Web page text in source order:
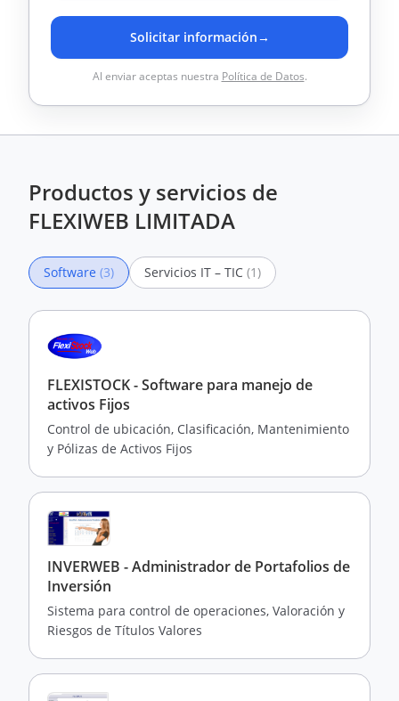
Solicitar información→
Al enviar aceptas nuestra Política de Datos.
Productos y servicios de
FLEXIWEB LIMITADA
Software (3) Servicios IT – TIC (1)
FLEXISTOCK - Software para manejo de
activos Fijos
Control de ubicación, Clasificación, Mantenimiento
y Pólizas de Activos Fijos
INVERWEB - Administrador de Portafolios de
Inversión
Sistema para control de operaciones, Valoración y
Riesgos de Títulos Valores